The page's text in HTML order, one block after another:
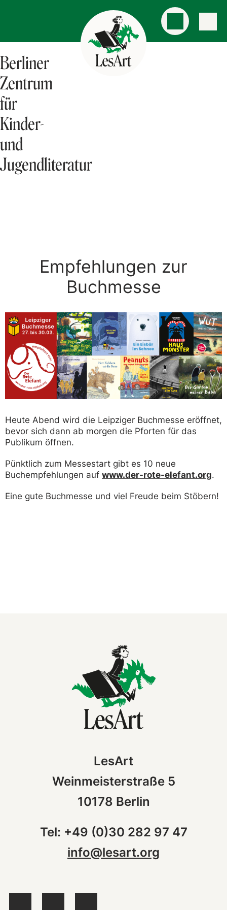
Berliner
Zentrum
für
Kinder-
und
Jugendliteratur
Empfehlungen zur
Buchmesse
Heute Abend wird die Leipziger Buchmesse eröffnet,
bevor sich dann ab morgen die Pforten für das
Publikum öffnen.
Pünktlich zum Messestart gibt es 10 neue
Buchempfehlungen auf www.der-rote-elefant.org.
Eine gute Buchmesse und viel Freude beim Stöbern!
LesArt
Weinmeisterstraße 5
10178 Berlin
Tel: +49 (0)30 282 97 47
info@lesart.org